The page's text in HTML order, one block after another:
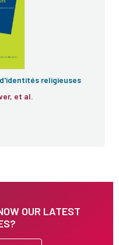
religieuses
Christian Brouwer, et al.
OUR LATEST